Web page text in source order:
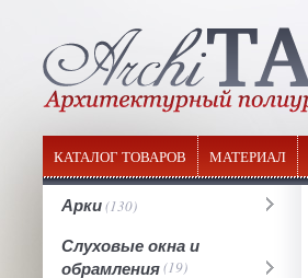
КАТАЛОГ ТОВАРОВ МАТЕРИАЛ
Арки(130)
Слуховые окна и
обрамления(19)